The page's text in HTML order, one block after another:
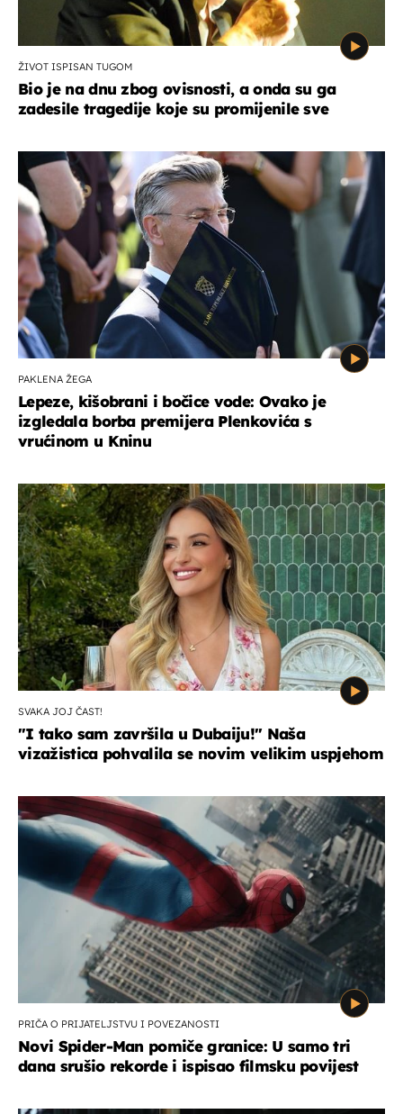
ŽIVOT ISPISAN TUGOM
Bio je na dnu zbog ovisnosti, a onda su ga
zadesile tragedije koje su promijenile sve
PAKLENA ŽEGA
Lepeze, kišobrani i bočice vode: Ovako je
izgledala borba premijera Plenkovića s
vrućinom u Kninu
SVAKA JOJ ČAST!
"I tako sam završila u Dubaiju!" Naša
vizažistica pohvalila se novim velikim uspjehom
PRIČA O PRIJATELJSTVU I POVEZANOSTI
Novi Spider-Man pomiče granice: U samo tri
dana srušio rekorde i ispisao filmsku povijest